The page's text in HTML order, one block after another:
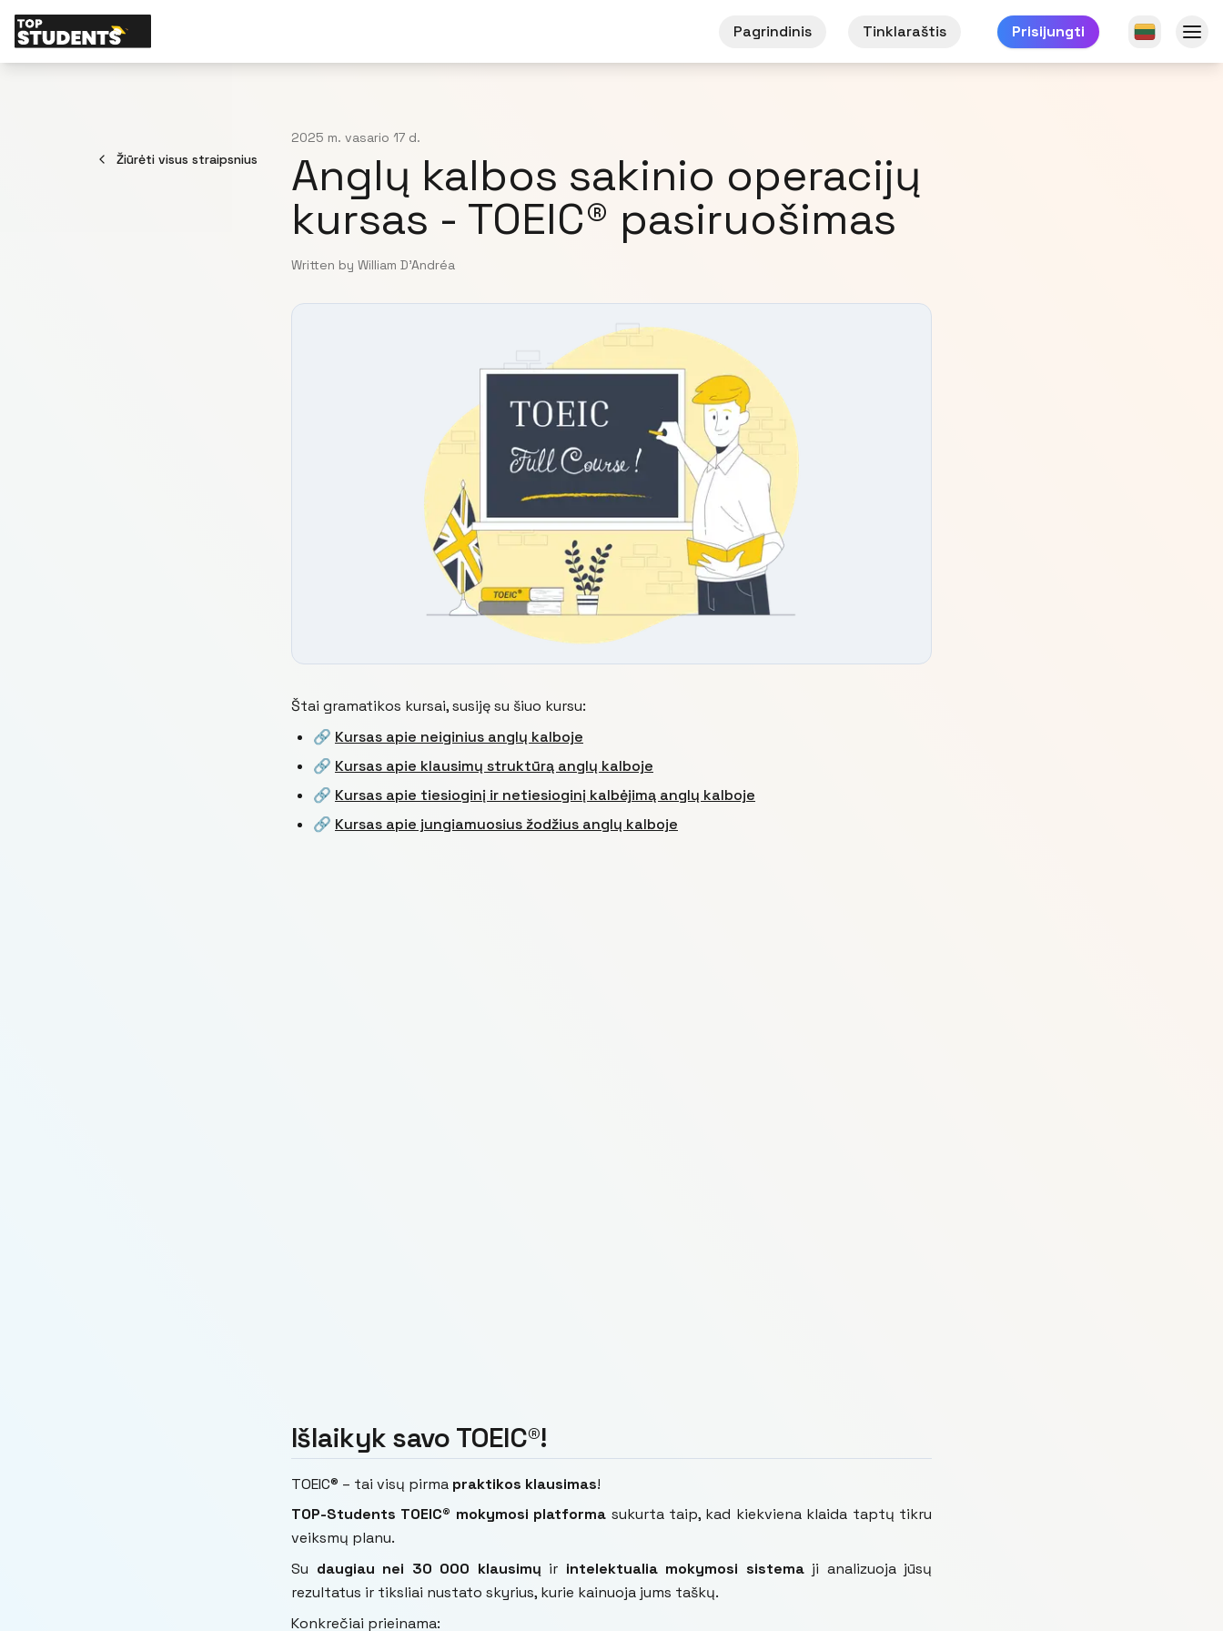
Pagrindinis Tinklaraštis Prisijungti
Žiūrėti visus straipsnius
2025 m. vasario 17 d.
Anglų kalbos sakinio operacijų
kursas - TOEIC® pasiruošimas
Written by William D'Andréa
Štai gramatikos kursai, susiję su šiuo kursu:
🔗 Kursas apie neiginius anglų kalboje
🔗 Kursas apie klausimų struktūrą anglų kalboje
🔗 Kursas apie tiesioginį ir netiesioginį kalbėjimą anglų kalboje
🔗 Kursas apie jungiamuosius žodžius anglų kalboje
Išlaikyk savo TOEIC®!
TOEIC® – tai visų pirma praktikos klausimas!
TOP-Students TOEIC® mokymosi platforma sukurta taip, kad kiekviena klaida taptų tikru
veiksmų planu.
Su daugiau nei 30 000 klausimų ir intelektualia mokymosi sistemaji analizuoja jūsų
rezultatus ir tiksliai nustato skyrius, kurie kainuoja jums taškų.
Konkrečiai prieinama: